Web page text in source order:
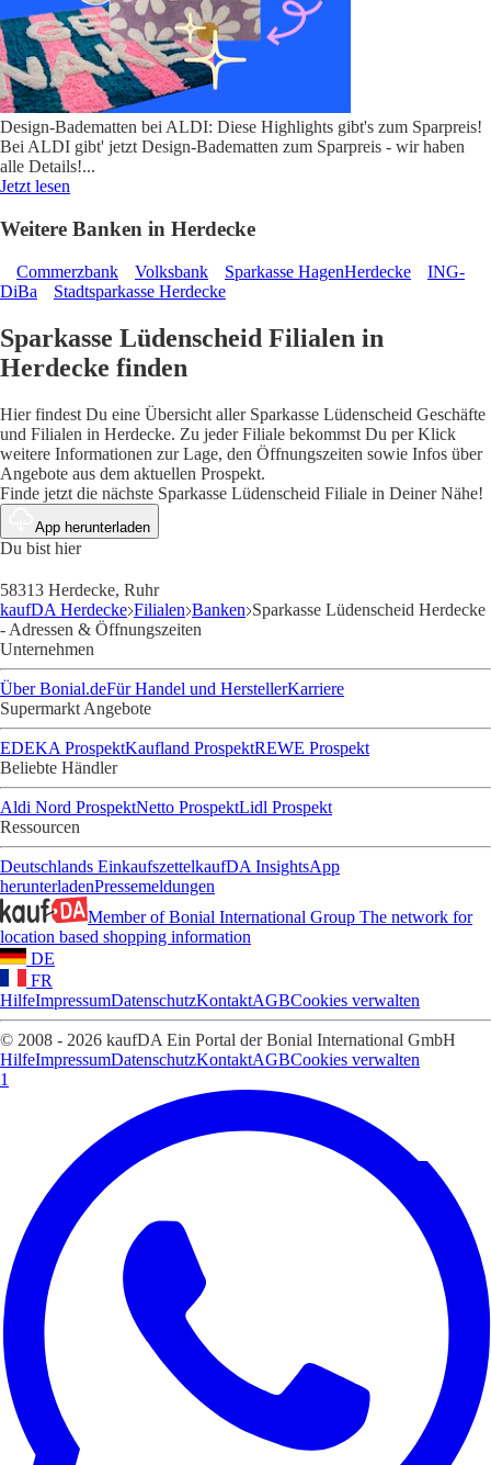
Design-Badematten bei ALDI: Diese Highlights gibt's zum Sparpreis!
Bei ALDI gibt' jetzt Design-Badematten zum Sparpreis - wir haben
alle Details!...
Jetzt lesen
Weitere Banken in Herdecke
Commerzbank Volksbank Sparkasse HagenHerdecke
ING-
DiBa
Stadtsparkasse Herdecke
Sparkasse Lüdenscheid Filialen in
Herdecke finden
Hier findest Du eine Übersicht aller Sparkasse Lüdenscheid Geschäfte
und Filialen in Herdecke. Zu jeder Filiale bekommst Du per Klick
weitere Informationen zur Lage, den Öffnungszeiten sowie Infos über
Angebote aus dem aktuellen Prospekt.
Finde jetzt die nächste Sparkasse Lüdenscheid Filiale in Deiner Nähe!
App herunterladen
Du bist hier
58313 Herdecke, Ruhr
kaufDA Herdecke Filialen Banken Sparkasse Lüdenscheid Herdecke
- Adressen & Öffnungszeiten
Unternehmen
Über Bonial.deFür Handel und HerstellerKarriere
Supermarkt Angebote
EDEKA ProspektKaufland ProspektREWE Prospekt
Beliebte Händler
Aldi Nord ProspektNetto ProspektLidl Prospekt
Ressourcen
Deutschlands EinkaufszettelkaufDA InsightsApp
herunterladenPressemeldungen
Member of Bonial International Group The network for
location based shopping information
DE
FR
HilfeImpressumDatenschutzKontaktAGBCookies verwalten
© 2008 - 2026 kaufDA Ein Portal der Bonial International GmbH
HilfeImpressumDatenschutzKontaktAGBCookies verwalten
1